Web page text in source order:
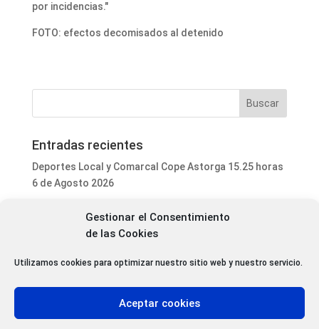
Gestionar el Consentimiento
de las Cookies
Utilizamos cookies para optimizar nuestro sitio web y nuestro servicio.
Aceptar cookies
por incidencias."
FOTO: efectos decomisados al detenido
Entradas recientes
Deportes Local y Comarcal Cope Astorga 15.25 horas
6 de Agosto 2026
Luis Fernández Terrón dona 1.020 euros a la
Patrimonio da luz verde a la rehabilitación de varias